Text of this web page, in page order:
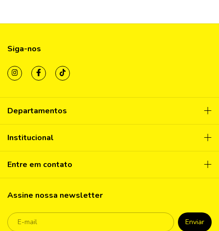
Siga-nos
Departamentos
Institucional
Entre em contato
Assine nossa newsletter